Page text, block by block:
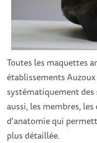
Toutes les maquettes
établissements
systématiquement des
aussi, les membres,
d'anatomie qui
plus détaillée.